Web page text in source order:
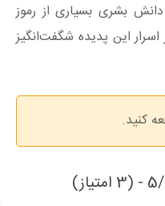
بشری بسیاری از رموز
این پدیده شگفت‌انگیز
کنید.